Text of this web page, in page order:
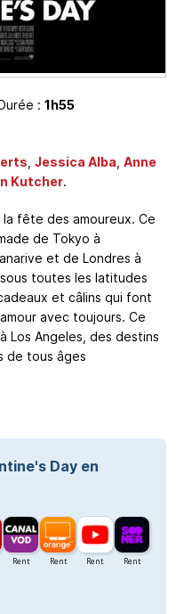
: 1h55
, Jessica Alba, Anne
Kutcher.
fête des amoureux. Ce
de Tokyo à
et de Londres à
toutes les latitudes
et câlins qui font
avec toujours. Ce
Los Angeles, des destins
de tous âges
Day en